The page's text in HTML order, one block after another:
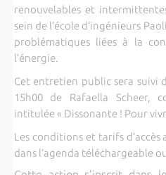
renouvelables et
sein de l’école d’ingénieurs
problématiques liées à la
l’énergie.
Cet entretien public sera suivi
15h00 de Rafaella Scheer,
intitulée « Dissonante ! Pour
Les conditions et tarifs
dans l’agenda téléchargeable